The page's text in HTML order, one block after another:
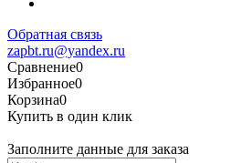
Обратная связь
zapbt.ru@yandex.ru
Сравнение0
Избранное0
Корзина0
Купить в один клик
Заполните данные для заказа